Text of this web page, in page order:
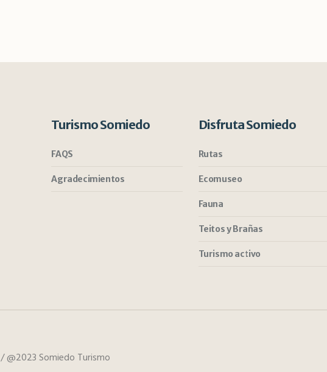
Turismo Somiedo
FAQS
Agradecimientos
Disfruta Somiedo
Rutas
Ecomuseo
Fauna
Teitos y Brañas
Turismo activo
/ @2023 Somiedo Turismo